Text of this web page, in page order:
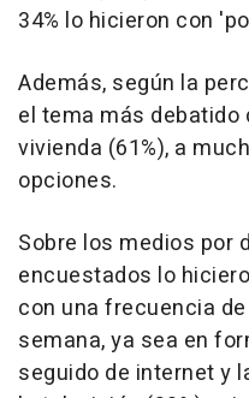
34% lo hicieron con
Además, según la
el tema más
vivienda (61%), a
opciones.
Sobre los medios por
encuestados lo
con una frecuencia
semana, ya sea en
seguido de internet y